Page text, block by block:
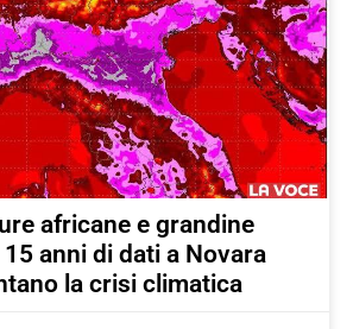
africane e grandine
anni di dati a Novara
la crisi climatica